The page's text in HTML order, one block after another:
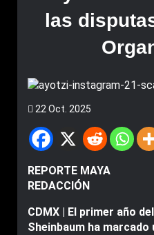
las
22 Oct. 2025
REPORTE MAYA
REDACCIÓN
CDMX | El primer año
Sheinbaum ha